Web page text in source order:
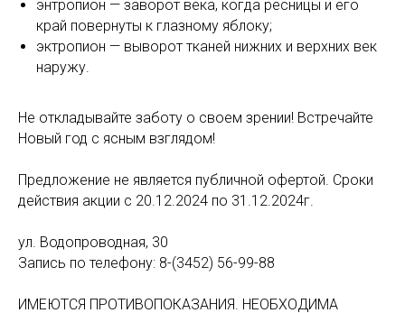
энтропион — заворот века, когда ресницы и его
край повернуты к глазному яблоку;
эктропион — выворот тканей нижних и верхних век
наружу.
Не откладывайте заботу о своем зрении! Встречайте
Новый год с ясным взглядом!
Предложение не является публичной офертой. Сроки
действия акции с 20.12.2024 по 31.12.2024г.
ул. Водопроводная, 30
Запись по телефону: 8-(3452) 56-99-88
ИМЕЮТСЯ ПРОТИВОПОКАЗАНИЯ. НЕОБХОДИМА